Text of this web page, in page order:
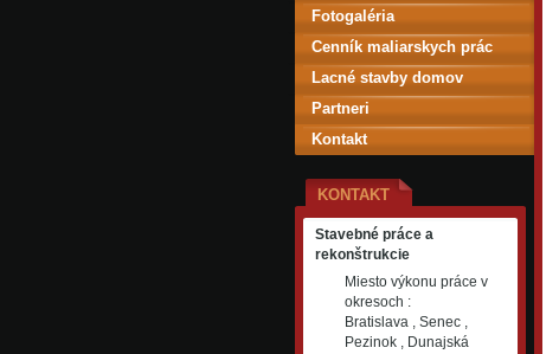
Fotogaléria
Cenník maliarskych prác
Lacné stavby domov
Partneri
Kontakt
KONTAKT
Stavebné práce a
rekonštrukcie
Miesto výkonu práce v
okresoch :
Bratislava , Senec ,
Pezinok , Dunajská